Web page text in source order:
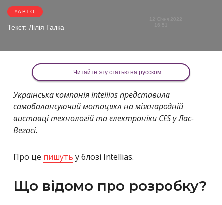
АВТО
Текст: Лілія Галка
Читайте эту статью на русском
Українська компанія Intellias представила
самобалансуючий мотоцикл на міжнародній
виставці технологій та електроніки CES у Лас-
Вегасі.
Про це пишуть у блозі Intellias.
Що відомо про розробку?